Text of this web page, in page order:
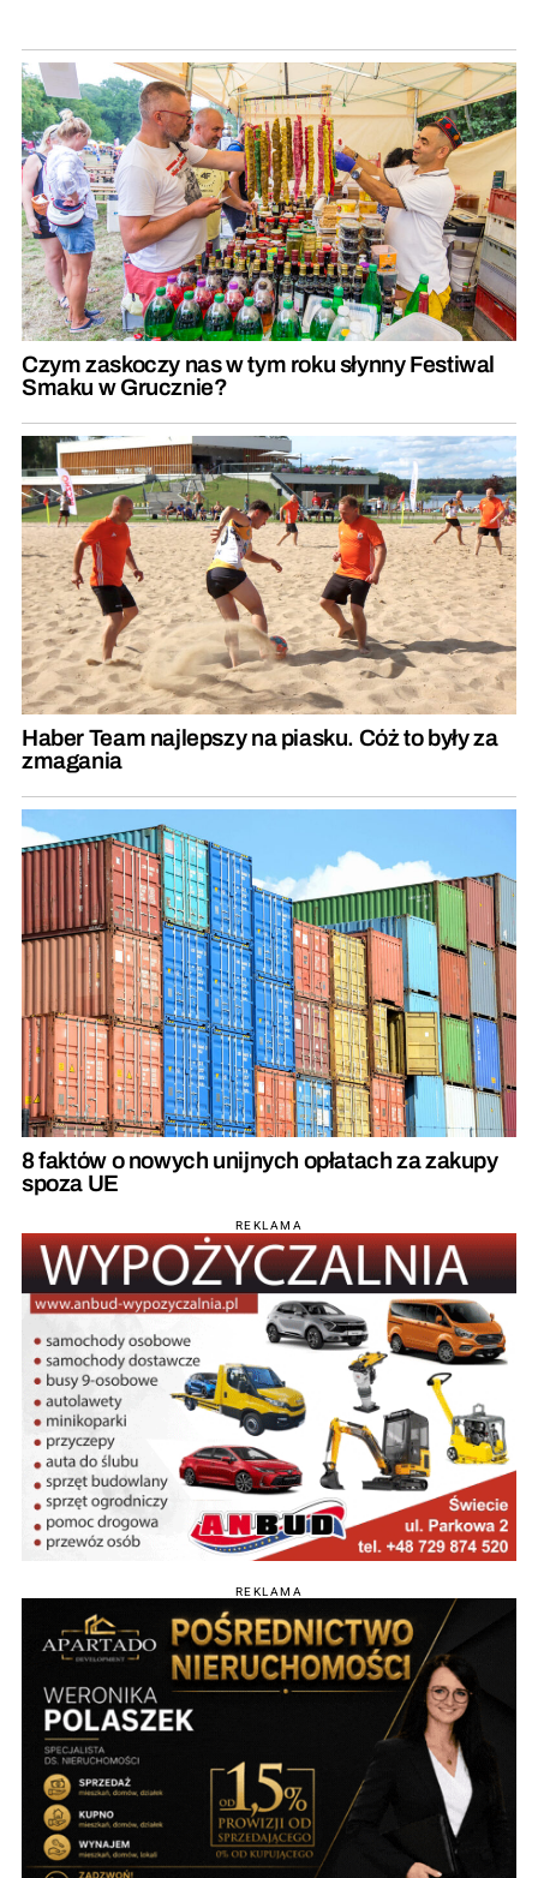
Czym zaskoczy nas w tym roku słynny Festiwal
Smaku w Grucznie?
Haber Team najlepszy na piasku. Cóż to były za
zmagania
8 faktów o nowych unijnych opłatach za zakupy
spoza UE
REKLAMA
REKLAMA